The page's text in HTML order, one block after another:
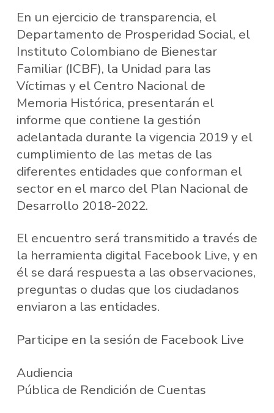
En un ejercicio de transparencia, el
Departamento de Prosperidad Social, el
Instituto Colombiano de Bienestar
Familiar (ICBF), la Unidad para las
Víctimas y el Centro Nacional de
Memoria Histórica, presentarán el
informe que contiene la gestión
adelantada durante la vigencia 2019 y el
cumplimiento de las metas de las
diferentes entidades que conforman el
sector en el marco del Plan Nacional de
Desarrollo 2018-2022.
El encuentro será transmitido a través de
la herramienta digital Facebook Live, y en
él se dará respuesta a las observaciones,
preguntas o dudas que los ciudadanos
enviaron a las entidades.
Participe en la sesión de Facebook Live
Audiencia
Pública de Rendición de Cuentas